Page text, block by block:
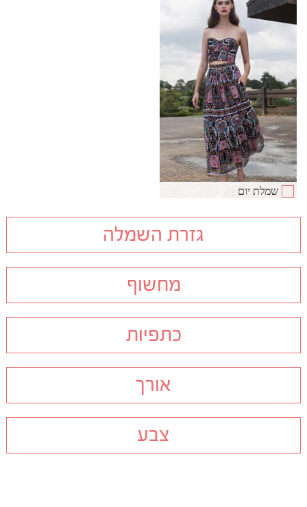
שמלת יום
גזרת השמלה
מחשוף
כתפיות
אורך
צבע